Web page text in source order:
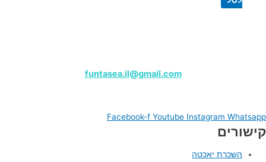
funtasea.il@gmail.com
Facebook-f Youtube Instagram Whatsapp
קישורים
השכרת יאכטה